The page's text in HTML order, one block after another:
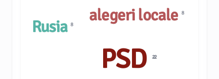
PSD 22
Rusia8 alegeri locale 8